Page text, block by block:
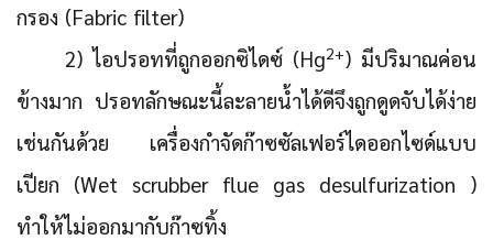
กรอง (Fabric filter)
2) ไอปรอทที่ถูกออกซิไดซ์ (Hg2+) มีปริมาณค่อน
ข้างมาก ปรอทลักษณะนี้ละลายน้ำได้ดีจึงถูกดูดจับได้ง่าย
เช่นกันด้วย เครื่องกำจัดก๊าซซัลเฟอร์ไดออกไซด์แบบ
เปียก (Wet scrubber flue gas desulfurization )
ทำให้ไม่ออกมากับก๊าซทิ้ง